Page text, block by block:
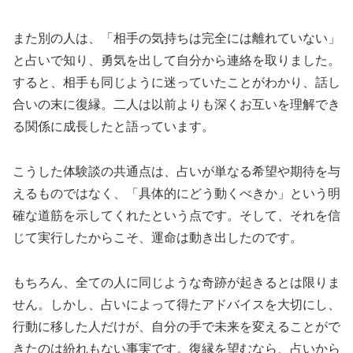
また別の人は、「相手の気持ちは完全には離れていない」
と占いで知り、勇気を出して自分から連絡を取りました。
すると、相手も同じように迷っていたことがわかり、話し
合いの末に復縁。二人は以前よりも深くお互いを理解でき
る関係に成長したと語っています。
こうした体験談の共通点は、占いが単なる希望や期待を与
えるものではなく、「具体的にどう動くべきか」という明
確な道筋を示してくれたという点です。そして、それを信
じて実行したからこそ、運命は動き出したのです。
もちろん、全ての人に同じような奇跡が起きるとは限りま
せん。しかし、占いによって得たアドバイスを大切にし、
行動に移した人だけが、自分の手で未来を変えることがで
きたのは紛れもない事実です。復縁を望むなら、占いから